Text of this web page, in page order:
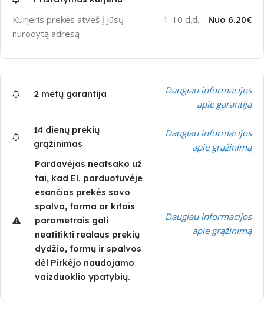
Kurjeris prekes atveš į Jūsų
nurodytą adresą
1-10 d.d. Nuo 6.20€
2 metų garantija
Daugiau informacijos
apie garantiją
14 dienų prekių
grąžinimas
Daugiau informacijos
apie grąžinimą
Pardavėjas neatsako už
tai, kad El. parduotuvėje
esančios prekės savo
spalva, forma ar kitais
parametrais gali
neatitikti realaus prekių
dydžio, formų ir spalvos
dėl Pirkėjo naudojamo
vaizduoklio ypatybių.
Daugiau informacijos
apie grąžinimą